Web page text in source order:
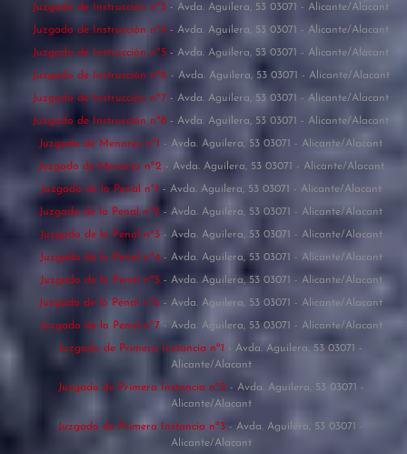
Juzgado de Instrucción nº3 - Avda. Aguilera, 53 03071 - Alicante/Alacant
Juzgado de Instrucción nº4 - Avda. Aguilera, 53 03071 - Alicante/Alacant
Juzgado de Instrucción nº5 - Avda. Aguilera, 53 03071 - Alicante/Alacant
Juzgado de Instrucción nº6 - Avda. Aguilera, 53 03071 - Alicante/Alacant
Juzgado de Instrucción nº7 - Avda. Aguilera, 53 03071 - Alicante/Alacant
Juzgado de Instrucción nº8 - Avda. Aguilera, 53 03071 - Alicante/Alacant
Juzgado de Menores nº1 - Avda. Aguilera, 53 03071 - Alicante/Alacant
Juzgado de Menores nº2 - Avda. Aguilera, 53 03071 - Alicante/Alacant
Juzgado de lo Penal nº1 - Avda. Aguilera, 53 03071 - Alicante/Alacant
Juzgado de lo Penal nº2 - Avda. Aguilera, 53 03071 - Alicante/Alacant
Juzgado de lo Penal nº3 - Avda. Aguilera, 53 03071 - Alicante/Alacant
Juzgado de lo Penal nº4 - Avda. Aguilera, 53 03071 - Alicante/Alacant
Juzgado de lo Penal nº5 - Avda. Aguilera, 53 03071 - Alicante/Alacant
Juzgado de lo Penal nº6 - Avda. Aguilera, 53 03071 - Alicante/Alacant
Juzgado de lo Penal nº7 - Avda. Aguilera, 53 03071 - Alicante/Alacant
Juzgado de Primera Instancia nº1 - Avda. Aguilera, 53 03071 -
Alicante/Alacant
Juzgado de Primera Instancia nº2 - Avda. Aguilera, 53 03071 -
Alicante/Alacant
Juzgado de Primera Instancia nº3 - Avda. Aguilera, 53 03071 -
Alicante/Alacant